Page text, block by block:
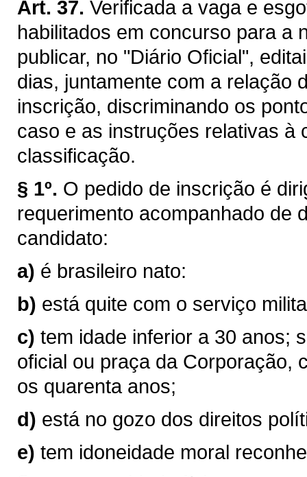
Art. 37. Verificada a vaga e
habilitados em concurso para a
publicar, no "Diário Oficial",
dias, juntamente com a relação
inscrição, discriminando os
caso e as instruções relativas à
classificação.
§ 1º. O pedido de inscrição é
requerimento acompanhado de
candidato:
a) é brasileiro nato:
b) está quite com o serviço
c) tem idade inferior a 30 anos;
oficial ou praça da Corporação,
os quarenta anos;
d) está no gozo dos direitos
e) tem idoneidade moral